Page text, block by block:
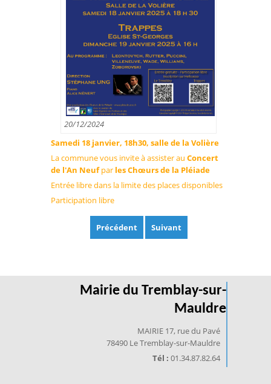
20/12/2024
Samedi 18 janvier, 18h30, salle de la Volière
La commune vous invite à assister au Concert
de l'An Neufpar les Chœurs de la Pléiade
Entrée libre dans la limite des places disponibles
Participation libre
Précédent Suivant
Mairie du Tremblay-sur-
Mauldre
MAIRIE 17, rue du Pavé
78490 Le Tremblay-sur-Mauldre
Tél : 01.34.87.82.64